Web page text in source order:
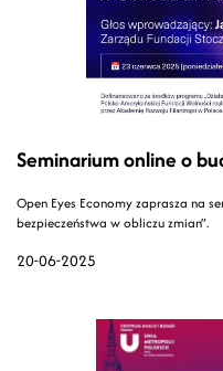
20-06-2025
Seminarium online o
Open Eyes Economy zaprasza na
bezpieczeństwa w obliczu zmian”.